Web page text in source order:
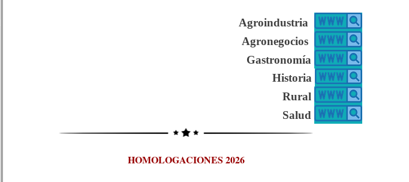
Agroindustria
Agronegocios
Gastronomía
Historia
Rural
Salud
HOMOLOGACIONES 2026